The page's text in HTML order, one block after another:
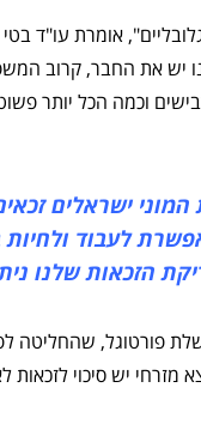
אומרת עו"ד
יש את החבר, קרוב
וכמה הכל יותר
ישראלים
לעבוד ולחיות
הזכאות שלנו
פורטוגל, שהחליטה
יש סיכוי לזכאות